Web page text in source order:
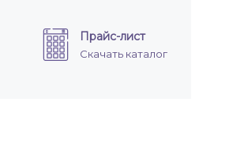
Прайс-лист
Скачать каталог